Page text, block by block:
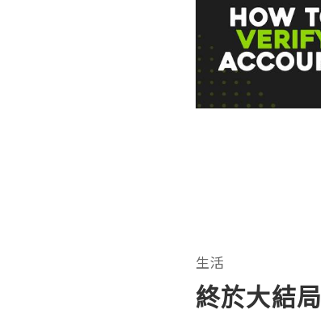
生活
終於大結局